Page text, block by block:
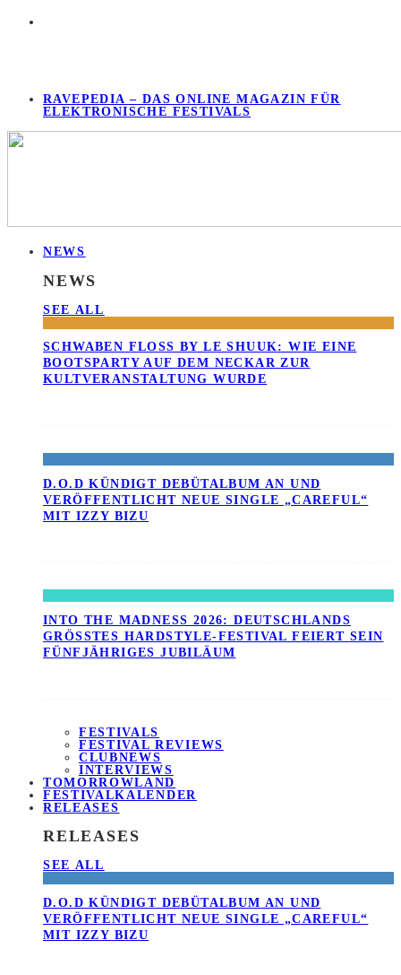
RAVEPEDIA – DAS ONLINE MAGAZIN FÜR
ELEKTRONISCHE FESTIVALS
NEWS
NEWS
SEE ALL
SCHWABEN FLOSS BY LE SHUUK: WIE EINE B
OOTSPARTY AUF DEM NECKAR ZUR K
ULTVERANSTALTUNG WURDE
D.O.D KÜNDIGT DEBÜTALBUM AN UND
VERÖFFENTLICHT NEUE SINGLE „CAREFUL“
MIT IZZY BIZU
INTO THE MADNESS 2026: DEUTSCHLANDS
GRÖSSTES HARDSTYLE-FESTIVAL FEIERT SEIN F
ÜNFJÄHRIGES JUBILÄUM
FESTIVALS
FESTIVAL REVIEWS
CLUBNEWS
INTERVIEWS
TOMORROWLAND
FESTIVALKALENDER
RELEASES
RELEASES
SEE ALL
D.O.D KÜNDIGT DEBÜTALBUM AN UND
VERÖFFENTLICHT NEUE SINGLE „CAREFUL“
MIT IZZY BIZU